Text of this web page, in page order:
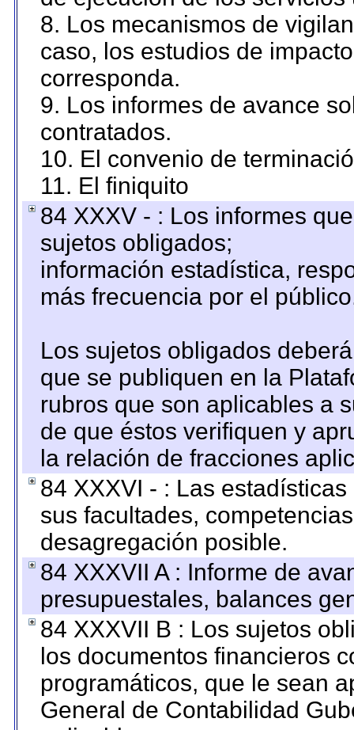
8. Los mecanismos de
caso, los estudios de
corresponda.
9. Los informes de avance
contratados.
10. El convenio de
11. El finiquito
84 XXXV - : Los informes
sujetos obligados;
información estadística,
más frecuencia por el
Los sujetos obligados
que se publiquen en la
rubros que son aplicables a
de que éstos verifiquen y
la relación de fracciones
84 XXXVI - : Las
sus facultades,
desagregación posible.
84 XXXVII A : Informe de
presupuestales, balances
84 XXXVII B : Los sujetos
los documentos financieros
programáticos, que le sean
General de Contabilidad